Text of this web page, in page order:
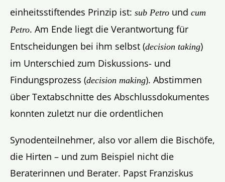
einheitsstiftendes Prinzip ist: sub Petro und cum
Petro. Am Ende liegt die Verantwortung für
Entscheidungen bei ihm selbst (decision taking)
im Unterschied zum Diskussions- und
Findungsprozess (decision making). Abstimmen
über Textabschnitte des Abschlussdokumentes
konnten zuletzt nur die ordentlichen
Synodenteilnehmer, also vor allem die Bischöfe,
die Hirten – und zum Beispiel nicht die
Beraterinnen und Berater. Papst Franziskus